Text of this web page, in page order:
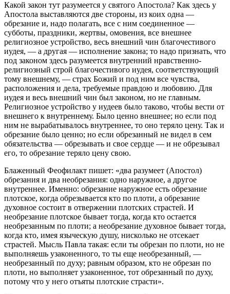
Какой закон тут разумеется у святого Апостола? Как здесь у
Апостола выставляются две стороны, из коих одна —
обрезание и, надо полагать, все с ним соединенное —
субботы, праздники, жертвы, омовения, все внешнее
религиозное устройство, весь внешний чин благочестивого
иудея, — а другая — исполнение закона; то надо признать, что
под законом здесь разумеется внутренний нравственно-
религиозный строй благочестивого иудея, соответствующий
тому внешнему, — страх Божий и под ним все чувства,
расположения и дела, требуемые правдою и любовию. Для
иудея и весь внешний чин был законом, но не главным.
Религиозное устройство у иудеев было таково, чтобы вести от
внешнего к внутреннему. Было ценно внешнее; но если под
ним не вырабатывалось внутреннее, то оно теряло цену. Так и
обрезание было ценно; но если обрезанный не видел в сем
обязательства — обрезывать и свое сердце — и не обрезывал
его, то обрезание теряло цену свою.
Блаженный Феофилакт пишет: «два разумеет (Апостол)
обрезания и два необрезания: одно наружное, а другое
внутреннее. Именно: обрезание наружное есть обрезание
плотское, когда обрезывается кто по плоти, а обрезание
духовное состоит в отвержении плотских страстей. И
необрезание плотское бывает тогда, когда кто остается
необрезанным по плоти; а необрезание духовное бывает тогда,
когда кто, имея языческую душу, нисколько не отсекает
страстей. Мысль Павла такая: если ты обрезан по плоти, но не
выполняешь узаконенного, то ты еще необрезанный, —
необрезанный по духу; равным образом, кто не обрезан по
плоти, но выполняет узаконенное, тот обрезанный по духу,
потому что у него отъяты плотские страсти».